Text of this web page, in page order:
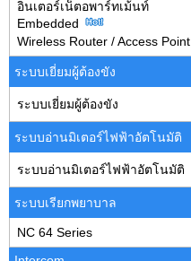
อินเตอร์เน็ตอพาร์ทเม้นท์
Embedded
Wireless Router / Access Point
ระบบเยี่ยมผู้ต้องขัง
ระบบเยี่ยมผู้ต้องขัง
ระบบอ่านมิเตอร์ไฟฟ้าอัตโนมัติ
ระบบอ่านมิเตอร์ไฟฟ้าอัตโนมัติ
ระบบเรียกพยาบาล
NC 64 Series